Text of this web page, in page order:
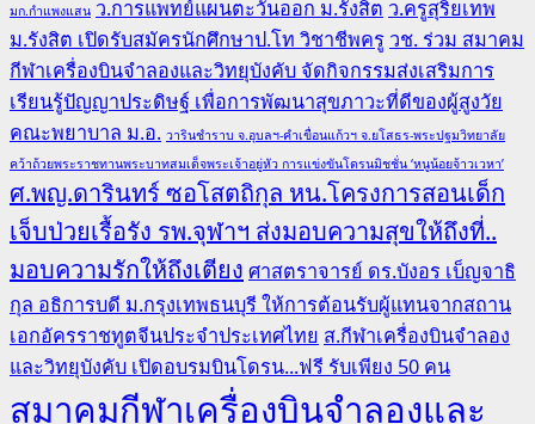
มก.กำแพงแสน ว.การแพทย์แผนตะวันออก ม.รังสิต ว.ครูสุริยเทพ
ม.รังสิต เปิดรับสมัครนักศึกษาป.โท วิชาชีพครู วช. ร่วม สมาคม
กีฬาเครื่องบินจำลองและวิทยุบังคับ จัดกิจกรรมส่งเสริมการ
เรียนรู้ปัญญาประดิษฐ์ เพื่อการพัฒนาสุขภาวะที่ดีของผู้สูงวัย
คณะพยาบาล ม.อ. วารินชำราบ จ.อุบลฯ-คำเขื่อนแก้วฯ จ.ยโสธร-พระปฐมวิทยาลัย
คว้าถ้วยพระราชทานพระบาทสมเด็จพระเจ้าอยู่หัว การแข่งขันโดรนมิชชั่น ‘หนูน้อยจ้าวเวหา’
ศ.พญ.ดารินทร์ ซอโสตถิกุล หน.โครงการสอนเด็ก
เจ็บป่วยเรื้อรัง รพ.จุฬาฯ ส่งมอบความสุขให้ถึงที่..
มอบความรักให้ถึงเตียง ศาสตราจารย์ ดร.บังอร เบ็ญจาธิ
กุล อธิการบดี ม.กรุงเทพธนบุรี ให้การต้อนรับผู้แทนจากสถาน
เอกอัครราชทูตจีนประจำประเทศไทย ส.กีฬาเครื่องบินจำลอง
และวิทยุบังคับ เปิดอบรมบินโดรน...ฟรี รับเพียง 50 คน
สมาคมกีฬาเครื่องบินจำลองและ